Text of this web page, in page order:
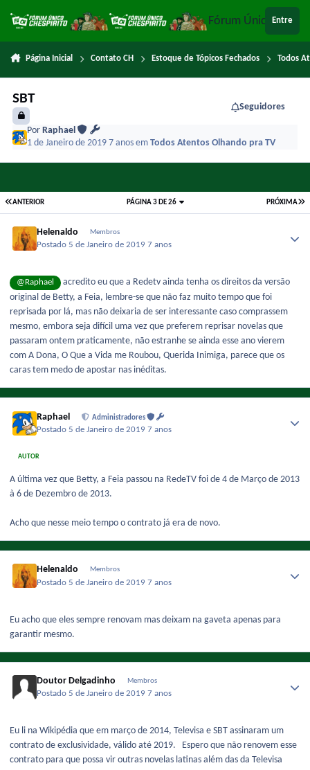
Fórum ÚnicoEntre
Página Inicial Contato CH Estoque de Tópicos Fechados Todos
SBT
Seguidores
PorRaphael
1 de Janeiro de 20197 anosemTodos Atentos Olhando pra TV
ANTERIOR PRÓXIMA
PÁGINA 3 DE 26
Helenaldo Membros
Postado 5 de Janeiro de 2019 7 anos
@Raphael
acredito eu que a Redetv ainda tenha os direitos da versão
original de Betty, a Feia, lembre-se que não faz muito tempo que foi
reprisada por lá, mas não deixaria de ser interessante caso comprassem
mesmo, embora seja difícil uma vez que preferem reprisar novelas que
passaram ontem praticamente, não estranhe se ainda esse ano vierem
com A Dona, O Que a Vida me Roubou, Querida Inimiga, parece que os
caras tem medo de apostar nas inéditas.
Raphael Administradores
Postado 5 de Janeiro de 20197 anos
AUTOR
A última vez que Betty, a Feia passou na RedeTV foi de 4 de Março de 2013
à 6 de Dezembro de 2013.
Acho que nesse meio tempo o contrato já era de novo.
Helenaldo Membros
Postado 5 de Janeiro de 20197 anos
Eu acho que eles sempre renovam mas deixam na gaveta apenas para
garantir mesmo.
Doutor Delgadinho Membros
Postado 5 de Janeiro de 2019 7 anos
Eu li na Wikipédia que em março de 2014, Televisa e SBT assinaram um
contrato de exclusividade, válido até 2019. Espero que não renovem esse
contrato para que possa vir outras novelas latinas além das da Televisa